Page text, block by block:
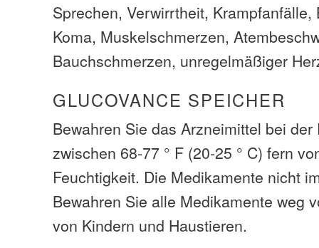
Sprechen, Verwirrtheit,
Koma, Muskelschmerzen,
Bauchschmerzen, unregelmäßiger
GLUCOVANCE SPEICHER
Bewahren Sie das Arzneimittel bei
zwischen 68-77 ° F (20-25 ° C) fern
Feuchtigkeit. Die Medikamente nicht
Bewahren Sie alle Medikamente weg
von Kindern und Haustieren.